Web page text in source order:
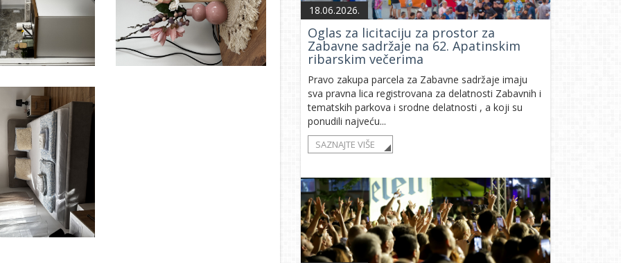
18.06.2026.
Oglas za licitaciju za prostor za
Zabavne sadržaje na 62. Apatinskim
ribarskim večerima
Pravo zakupa parcela za Zabavne sadržaje imaju
sva pravna lica registrovana za delatnosti Zabavnih i
tematskih parkova i srodne delatnosti , a koji su
ponudili najveću...
SAZNAJTE VIŠE